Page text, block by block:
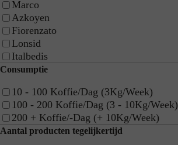
Marco
Azkoyen
Fiorenzato
Lonsid
Italbedis
Consumptie
10 - 100 Koffie/Dag (3Kg/Week)
100 - 200 Koffie/Dag (3 - 10Kg/Week)
200 + Koffie/-Dag (+ 10Kg/Week)
Aantal producten tegelijkertijd
FE66